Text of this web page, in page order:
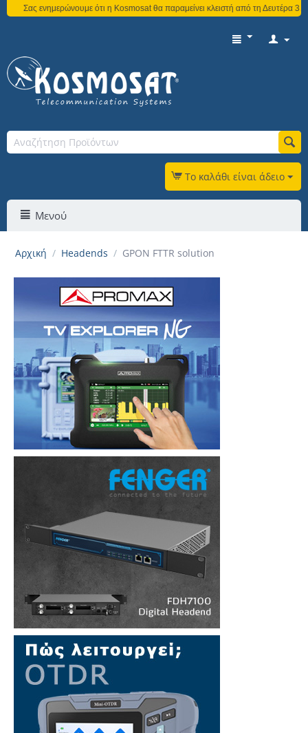
ενημερώνουμε ότι η Kosmosat θα παραμείνει κλειστή από τη Δευτέρα 3
Το καλάθι είναι άδειο
Μενού
Αρχική / Headends / GPON FTTR solution